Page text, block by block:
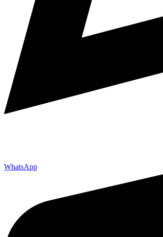
WhatsApp